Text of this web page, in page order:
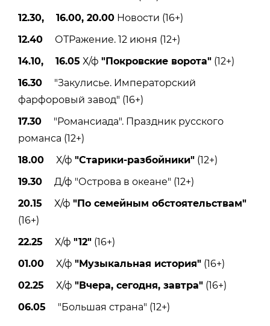
12.30, 16.00, 20.00 Новости (16+)
12.40 ОТРажение. 12 июня (12+)
14.10, 16.05 Х/ф "Покровские ворота" (12+)
16.30 "Закулисье. Императорский
фарфоровый завод" (16+)
17.30 "Романсиада". Праздник русского
романса (12+)
18.00 Х/ф "Старики-разбойники" (12+)
19.30 Д/ф "Острова в океане" (12+)
20.15 Х/ф "По семейным обстоятельствам"
(16+)
22.25 Х/ф "12" (16+)
01.00 Х/ф "Музыкальная история" (16+)
02.25 Х/ф "Вчера, сегодня, завтра" (16+)
06.05 "Большая страна" (12+)